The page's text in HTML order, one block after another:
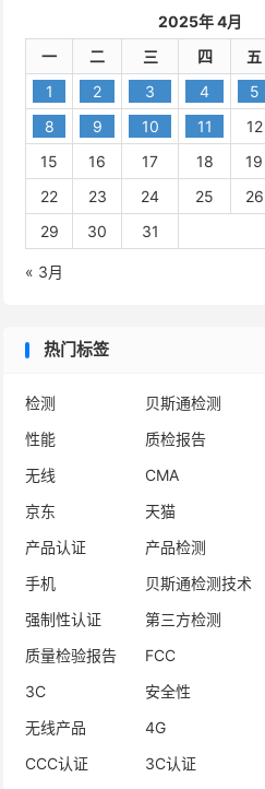
2025年 4月
一
二 三 四 五
1
2 3 4 5
8
9 10 11 12
15
16 17 18 19
22
23 24 25 26
29
30 31
« 3月
热门标签
检测 贝斯通检测
性能
质检报告
无线
CMA
京东
天猫
产品认证
产品检测
手机
贝斯通检测技术
强制性认证
第三方检测
质量检验报告
FCC
3C
安全性
无线产品
4G
CCC认证
3C认证